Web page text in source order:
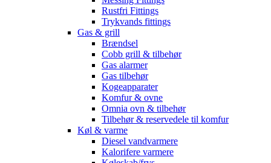
Rustfri Fittings
Trykvands fittings
Gas & grill
Brændsel
Cobb grill & tilbehør
Gas alarmer
Gas tilbehør
Kogeapparater
Komfur & ovne
Omnia ovn & tilbehør
Tilbehør & reservedele til komfur
Køl & varme
Diesel vandvarmere
Kalorifere varmere